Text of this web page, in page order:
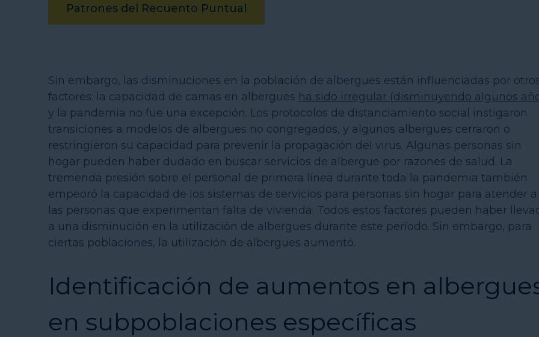
Patrones del Recuento Puntual
Sin embargo, las disminuciones en la población de albergues están influenciadas por
factores: la capacidad de camas en albergues ha sido irregular (disminuyendo algunos
y la pandemia no fue una excepción. Los protocolos de distanciamiento social instigaron
transiciones a modelos de albergues no congregados, y algunos albergues cerraron o
restringieron su capacidad para prevenir la propagación del virus. Algunas personas sin
hogar pueden haber dudado en buscar servicios de albergue por razones de salud. La
tremenda presión sobre el personal de primera línea durante toda la pandemia también
empeoró la capacidad de los sistemas de servicios para personas sin hogar para atender a
las personas que experimentan falta de vivienda. Todos estos factores pueden haber
a una disminución en la utilización de albergues durante este período. Sin embargo, para
ciertas poblaciones, la utilización de albergues aumentó.
Identificación de aumentos en
en subpoblaciones específicas